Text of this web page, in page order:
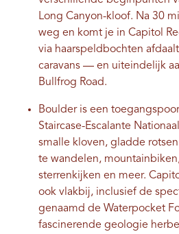
Long Canyon-kloof. Na 30
weg en komt je in Capitol
via haarspeldbochten
caravans — en uiteindelijk
Bullfrog Road.
Boulder is een
Staircase-Escalante
smalle kloven, gladde
te wandelen,
sterrenkijken en meer.
ook vlakbij, inclusief de
genaamd de Waterpocket
fascinerende geologie